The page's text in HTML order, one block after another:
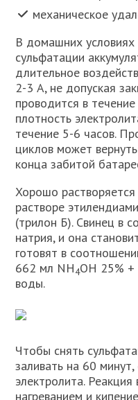
механическое
В домашних условиях
сульфатации
длительное
2-3 А, не допуская
проводится в
плотность
течение 5-6 часов.
циклов может
конца забитой
Хорошо
растворе
(трилон Б). Свинец в
натрия, и она
готовят в
662 мл NH4OH 25%
воды.
Чтобы снять
заливать на 60
электролита. Реакция
нагреванием и